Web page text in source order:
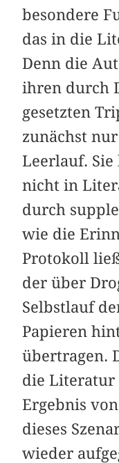
besondere
das in die
Denn die
ihren durch
gesetzten
zunächst
Leerlauf.
nicht in
durch
wie die
Protokoll
der über
Selbstlauf
Papieren
übertragen.
die Literatur
Ergebnis
dieses
wieder